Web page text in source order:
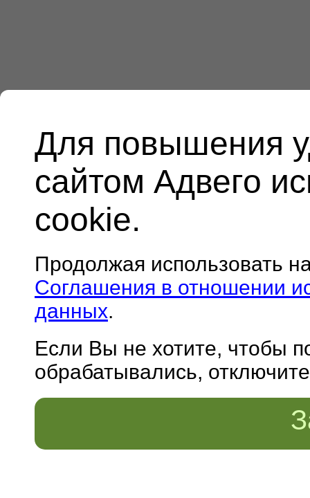
Для повышения
сайтом Адвего
cookie.
Продолжая использовать
Соглашения в отношении
данных.
Если Вы не хотите, чтобы
обрабатывались,